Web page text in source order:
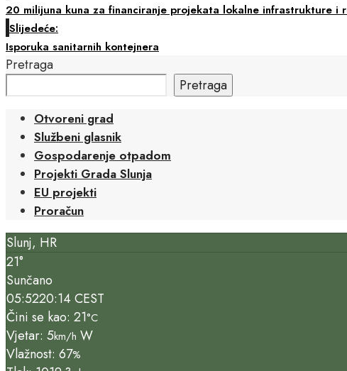
20 milijuna kuna za financiranje projekata lokalne infrastrukture i
Slijedeće:
Isporuka sanitarnih kontejnera
Pretraga
Pretraga
Otvoreni grad
Službeni glasnik
Gospodarenje otpadom
Projekti Grada Slunja
EU projekti
Proračun
Slunj, HR
21°
Sunčano
05:5220:14 CEST
Čini se kao: 21°C
Vjetar: 5km/h W
Vlažnost: 67%